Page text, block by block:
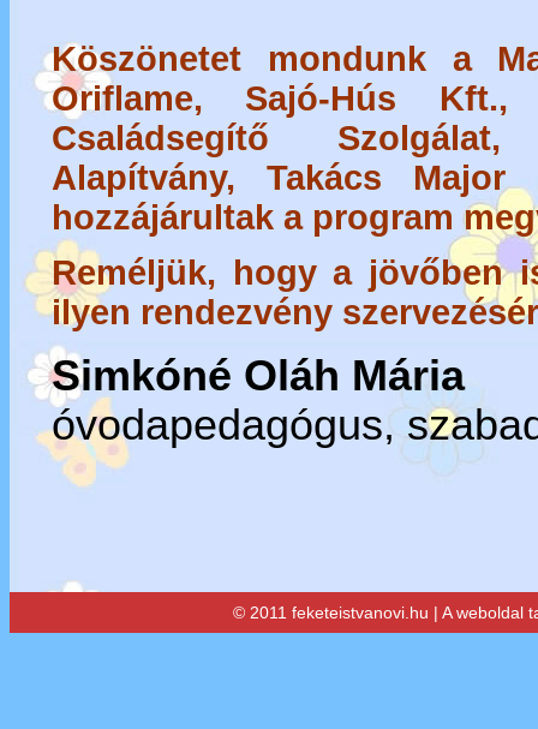
Köszönetet mondunk a
Oriflame, Sajó-Hús Kft.,
Családsegítő
Alapítvány, Takács Major
hozzájárultak a program
Reméljük, hogy a jövőben
ilyen rendezvény
Simkóné Oláh Mária
óvodapedagógus,
© 2011 feketeistvanovi.hu | A weboldal